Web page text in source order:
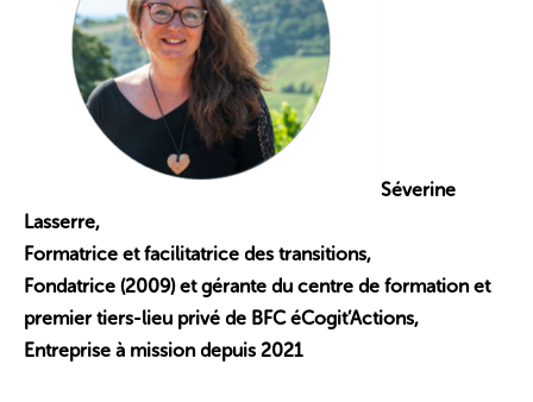
Séverine
Lasserre,
Formatrice et facilitatrice des transitions,
Fondatrice (2009) et gérante du centre de formation et
premier tiers-lieu privé de BFC éCogit’Actions,
Entreprise à mission depuis 2021